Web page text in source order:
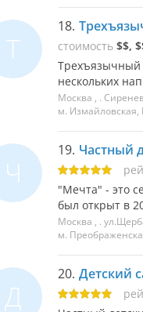
Т
18.
стоимость $$,
Трехъязычный
нескольких
Москва , .
м.
Ч
19. Частный
"Мечта" - это
был открыт в
Москва , .
м.
Д
20. Детский